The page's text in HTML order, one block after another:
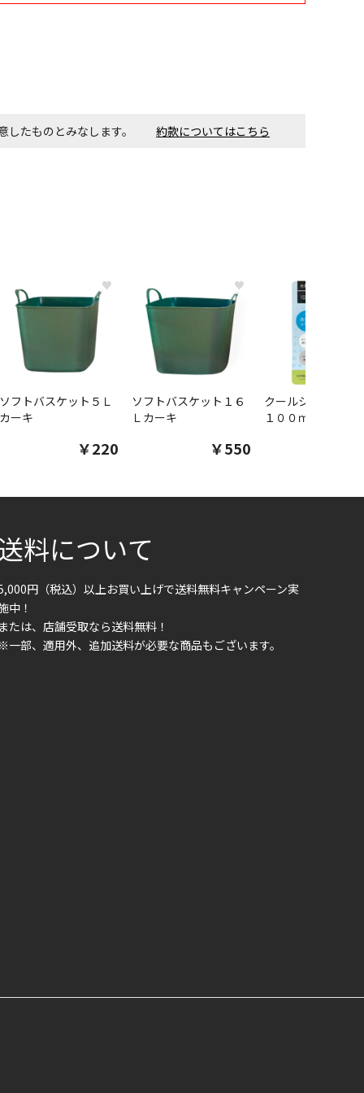
意したものとみなします。 約款についてはこちら
♥
ソフトバスケット５Ｌ
カーキ
￥220
♥
ソフトバスケット１６
Ｌカーキ
￥550
クールシャツスプ
１００ｍｌ
料について
円（税込）以上お買い上げで送料無料キャンペーン実
中！
または、店舗受取なら送料無料！
※一部、適用外、追加送料が必要な商品もございます。